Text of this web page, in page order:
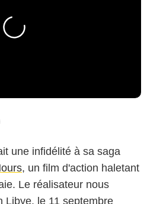
une infidélité à sa saga
, un film d'action haletant
Le réalisateur nous
Libye, le 11 septembre